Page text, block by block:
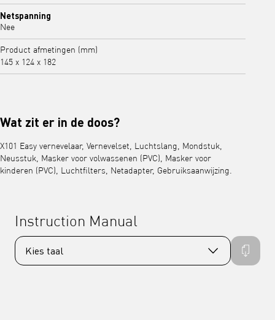
Netspanning
Nee
Product afmetingen (mm)
145 x 124 x 182
Wat zit er in de doos?
X101 Easy vernevelaar, Vernevelset, Luchtslang, Mondstuk,
Neusstuk, Masker voor volwassenen (PVC), Masker voor
kinderen (PVC), Luchtfilters, Netadapter, Gebruiksaanwijzing.
Instruction Manual